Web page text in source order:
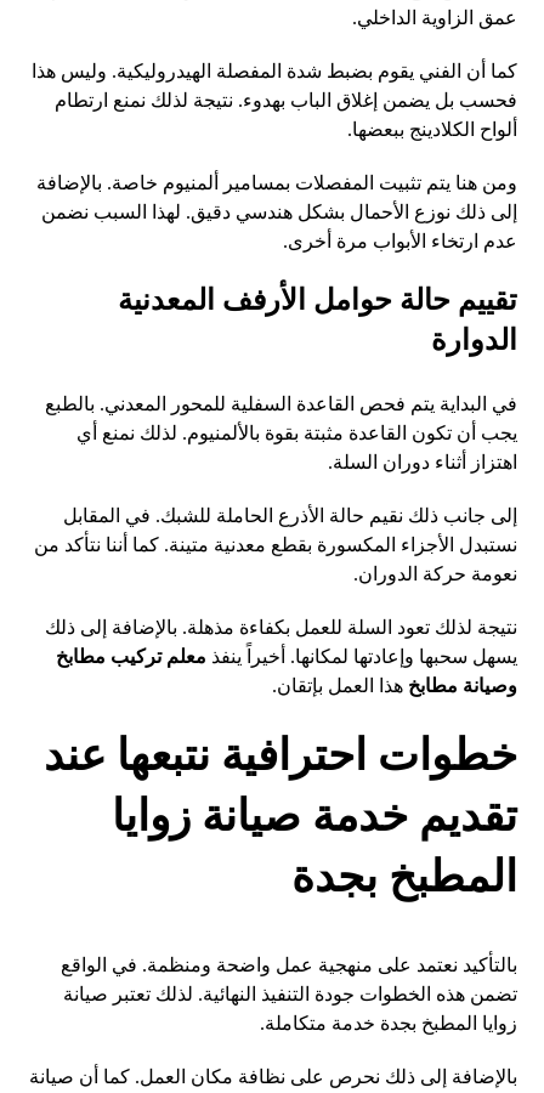
عمق الزاوية الداخلي.
كما أن الفني يقوم بضبط شدة المفصلة الهيدروليكية. وليس هذا
فحسب بل يضمن إغلاق الباب بهدوء. نتيجة لذلك نمنع ارتطام
ألواح الكلادينج ببعضها.
ومن هنا يتم تثبيت المفصلات بمسامير ألمنيوم خاصة. بالإضافة
إلى ذلك نوزع الأحمال بشكل هندسي دقيق. لهذا السبب نضمن
عدم ارتخاء الأبواب مرة أخرى.
تقييم حالة حوامل الأرفف المعدنية
الدوارة
في البداية يتم فحص القاعدة السفلية للمحور المعدني. بالطبع
يجب أن تكون القاعدة مثبتة بقوة بالألمنيوم. لذلك نمنع أي
اهتزاز أثناء دوران السلة.
إلى جانب ذلك نقيم حالة الأذرع الحاملة للشبك. في المقابل
نستبدل الأجزاء المكسورة بقطع معدنية متينة. كما أننا نتأكد من
نعومة حركة الدوران.
نتيجة لذلك تعود السلة للعمل بكفاءة مذهلة. بالإضافة إلى ذلك
يسهل سحبها وإعادتها لمكانها. أخيراً ينفذ معلم تركيب مطابخ
وصيانة مطابخ هذا العمل بإتقان.
خطوات احترافية نتبعها عند
تقديم خدمة صيانة زوايا
المطبخ بجدة
بالتأكيد نعتمد على منهجية عمل واضحة ومنظمة. في الواقع
تضمن هذه الخطوات جودة التنفيذ النهائية. لذلك تعتبر صيانة
زوايا المطبخ بجدة خدمة متكاملة.
بالإضافة إلى ذلك نحرص على نظافة مكان العمل. كما أن صيانة